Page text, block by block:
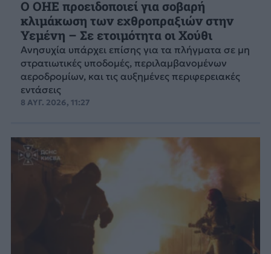
Ο ΟΗΕ προειδοποιεί για σοβαρή
κλιμάκωση των εχθροπραξιών στην
Υεμένη – Σε ετοιμότητα οι Χούθι
Ανησυχία υπάρχει επίσης για τα πλήγματα σε μη
στρατιωτικές υποδομές, περιλαμβανομένων
αεροδρομίων, και τις αυξημένες περιφερειακές
εντάσεις
8 ΑΥΓ. 2026, 11:27